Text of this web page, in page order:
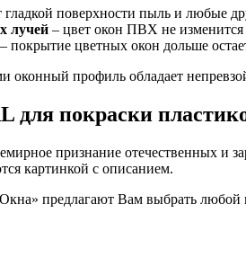
гладкой поверхности пыль и любые
лучей – цвет окон ПВХ не изменится
– покрытие цветных окон дольше
оконный профиль обладает
для покраски
признание отечественных и
картинкой с описанием.
предлагают Вам выбрать любой